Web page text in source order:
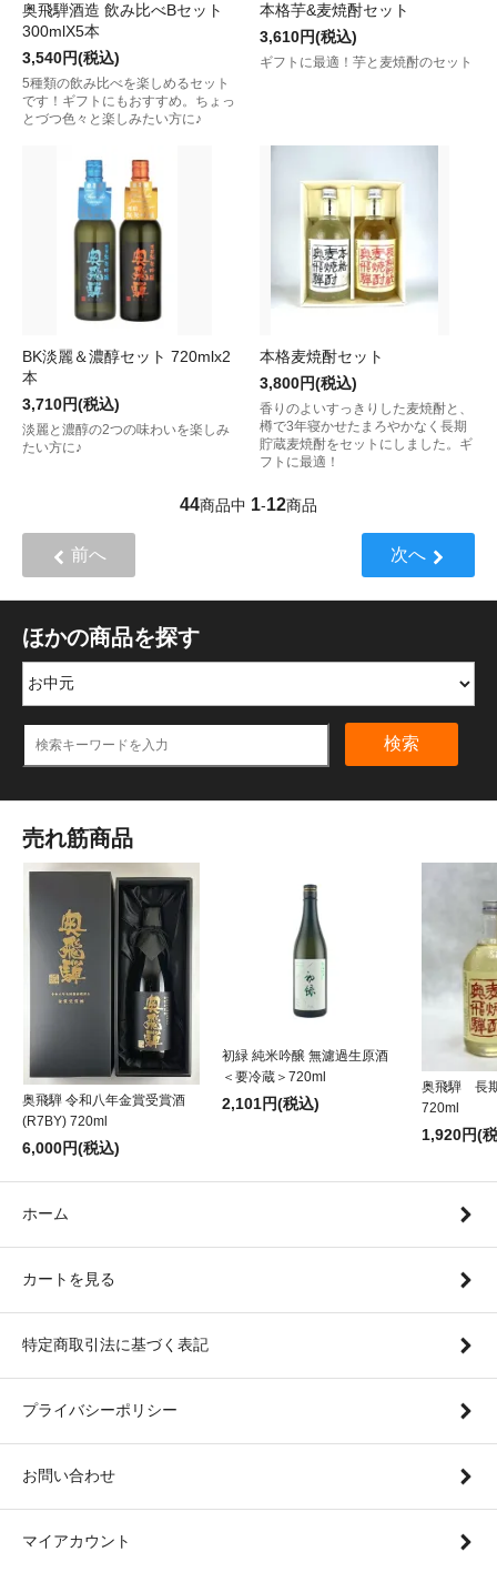
奥飛騨酒造 飲み比べBセット
300mlX5本
3,540円(税込)
5種類の飲み比べを楽しめるセット
です！ギフトにもおすすめ。ちょっ
とづつ色々と楽しみたい方に♪
本格芋&麦焼酎セット
3,610円(税込)
ギフトに最適！芋と麦焼酎のセット
BK淡麗＆濃醇セット 720mlx2
本
3,710円(税込)
淡麗と濃醇の2つの味わいを楽しみ
たい方に♪
本格麦焼酎セット
3,800円(税込)
香りのよいすっきりした麦焼酎と、
樽で3年寝かせたまろやかなく長期
貯蔵麦焼酎をセットにしました。ギ
フトに最適！
44商品中 1-12商品
前へ 次へ
ほかの商品を探す
検索
売れ筋商品
奥飛騨 令和八年金賞受賞酒
(R7BY) 720ml
6,000円(税込)
初緑 純米吟醸 無濾過生原酒
＜要冷蔵＞720ml
2,101円(税込)
奥飛騨 長
720ml
1,920円(
ホーム
カートを見る
特定商取引法に基づく表記
プライバシーポリシー
お問い合わせ
マイアカウント